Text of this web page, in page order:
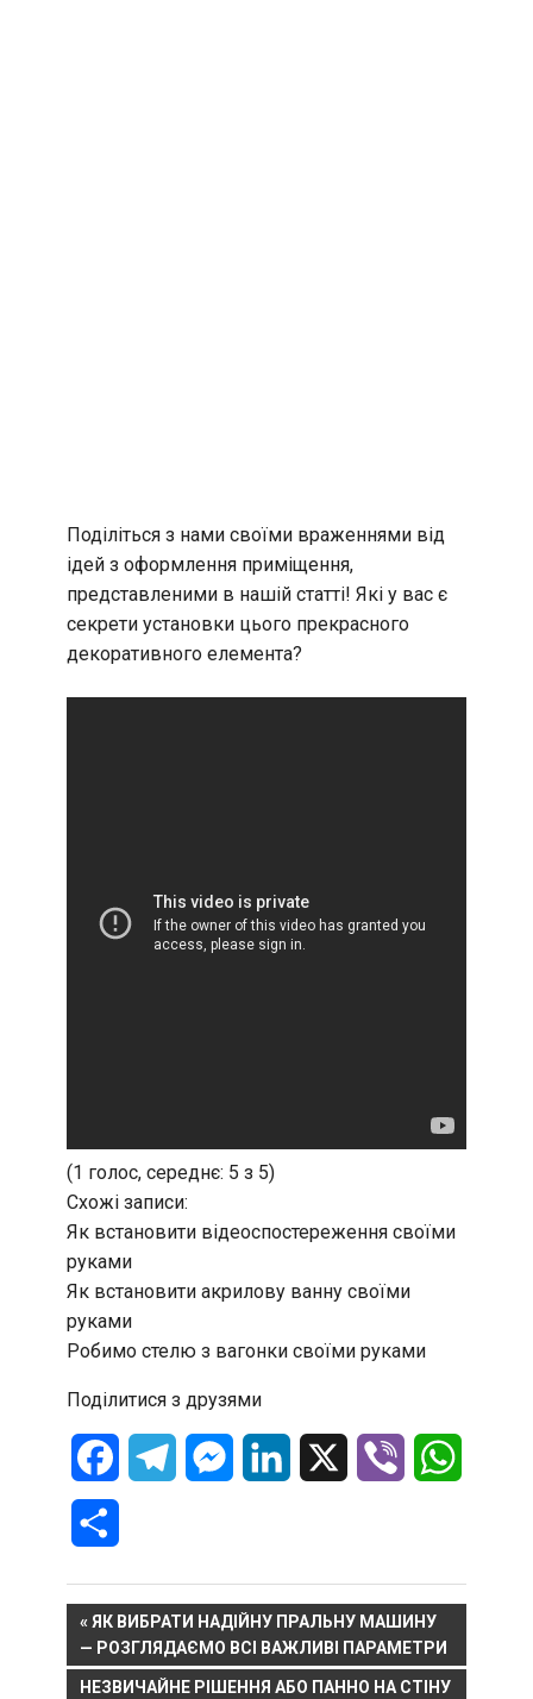
Поділіться з нами своїми враженнями від
ідей з оформлення приміщення,
представленими в нашій статті! Які у вас є
секрети установки цього прекрасного
декоративного елемента?
(1 голос, середнє: 5 з 5)
Схожі записи:
Як встановити відеоспостереження своїми
руками
Як встановити акрилову ванну своїми
руками
Робимо стелю з вагонки своїми руками
Поділитися з друзями
FacebookTelegramMessenger
LinkedIn Viber
Навигация
по
PREVIOUS
POST:
ЯК ВИБРАТИ НАДІЙНУ ПРАЛЬНУ МАШИНУ
— РОЗГЛЯДАЄМО ВСІ ВАЖЛИВІ ПАРАМЕТРИ
NEXT
НЕЗВИЧАЙНЕ РІШЕННЯ АБО ПАННО НА СТІНУ